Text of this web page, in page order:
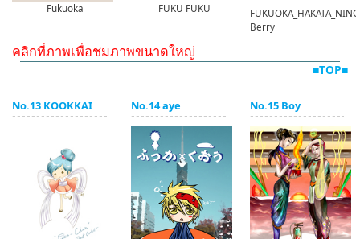
Fukuoka FUKU FUKU
Berry
คลิกที่ภาพเพื่อชมภาพขนาดใหญ่
■TOP■
No.13 KOOKKAI No.14 aye No.15 Boy